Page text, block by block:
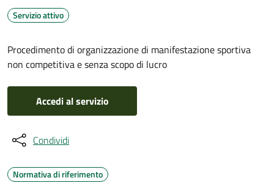
Servizio attivo
Procedimento di organizzazione di manifestazione sportiva
non competitiva e senza scopo di lucro
Accedi al servizio
Condividi
Normativa di riferimento